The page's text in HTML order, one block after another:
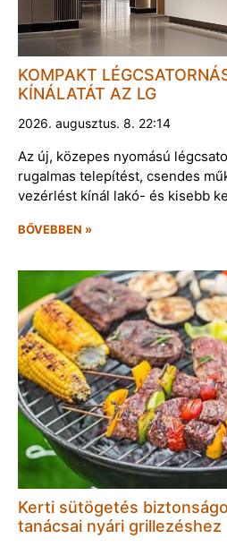
KOMPAKT
KÍNÁLATÁT AZ LG
2026. augusztus. 8. 22:14
Az új, közepes nyomású
rugalmas telepítést, csendes
vezérlést kínál lakó- és kisebb
BŐVEBBEN »
Kerti sütögetés
tanácsai nyári grillezéshez